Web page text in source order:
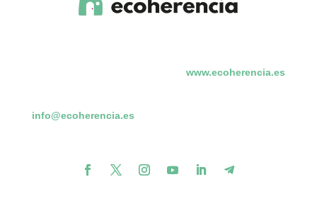
www.ecoherencia.es
info@ecoherencia.es